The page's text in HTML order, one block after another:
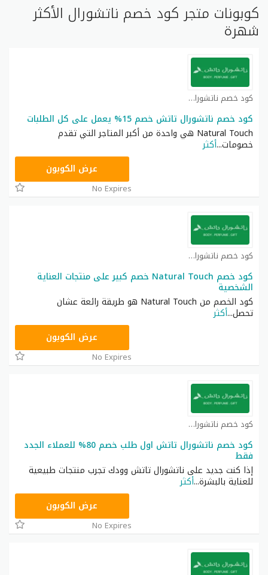
كوبونات متجر كود خصم ناتشورال الأكثر
شهرة
كود خصم ناتشورال كوبون
كود خصم ناتشورال تاتش خصم 15% يعمل على كل الطلبات
Natural Touch هي واحدة من أكبر المتاجر التي تقدم
خصومات...أكثر
عرض الكوبون
No Expires
كود خصم ناتشورال كوبون
كود خصم Natural Touch خصم كبير على منتجات العناية
الشخصية
كود الخصم من Natural Touch هو طريقة رائعة عشان
تحصل...أكثر
عرض الكوبون
No Expires
كود خصم ناتشورال كوبون
كود خصم ناتشورال تاتش اول طلب خصم 80% للعملاء الجدد
فقط
إذا كنت جديد على ناتشورال تاتش وودك تجرب منتجات طبيعية
للعناية بالبشرة...أكثر
عرض الكوبون
No Expires